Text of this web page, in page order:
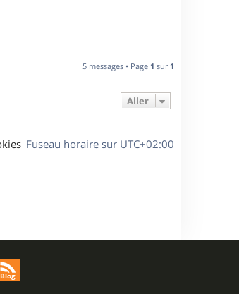
5 messages • Page 1 sur 1
Aller
Fuseau horaire sur UTC+02:00